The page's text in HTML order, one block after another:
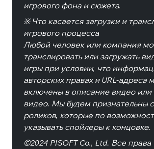
игрового фона и сюжета.
※ Что касается загрузки и
игрового процесса
Любой человек или компания
транслировать или загружать
игры при условии, что
авторских правах и URL-адреса
включены в описание видео или
видео. Мы будем признательны
роликов, которые по
указывать спойлеры к концовке.
©2024 PISOFT Co., Ltd. Все права